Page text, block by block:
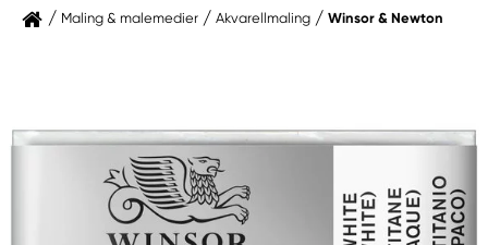
Maling & malemedier Akvarellmaling Winsor & Newton